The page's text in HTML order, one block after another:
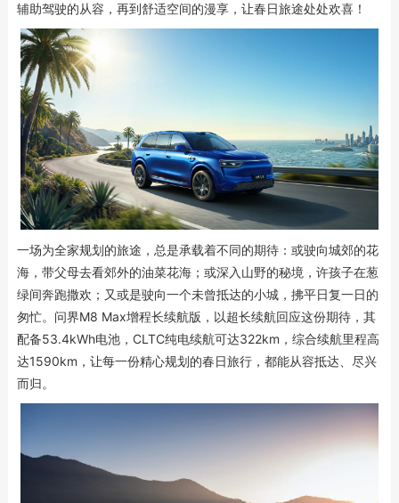
辅助驾驶的从容，再到舒适空间的漫享，让春日旅途处处欢喜！
一场为全家规划的旅途，总是承载着不同的期待：或驶向城郊的花
海，带父母去看郊外的油菜花海；或深入山野的秘境，许孩子在葱
绿间奔跑撒欢；又或是驶向一个未曾抵达的小城，拂平日复一日的
匆忙。问界M8 Max增程长续航版，以超长续航回应这份期待，其
配备53.4kWh电池，CLTC纯电续航可达322km，综合续航里程高
达1590km，让每一份精心规划的春日旅行，都能从容抵达、尽兴
而归。